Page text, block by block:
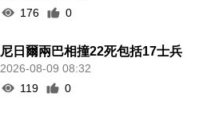
176
0
尼日爾兩巴相撞22死包括17士兵
2026-08-09 08:32
119
0